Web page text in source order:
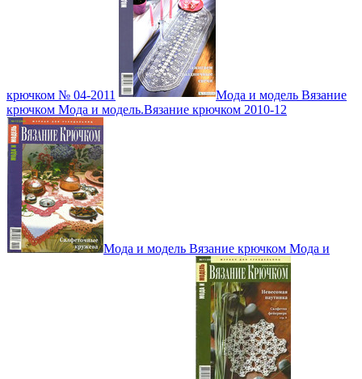
крючком № 04-2011
Мода и модель Вязание
крючком Мода и модель.Вязание крючком 2010-12
Мода и модель Вязание крючком Мода и